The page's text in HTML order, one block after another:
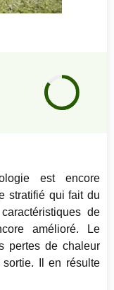
avis
85%
est encore
stratifié qui fait du
de
amélioré. Le
pertes de chaleur
Il en résulte